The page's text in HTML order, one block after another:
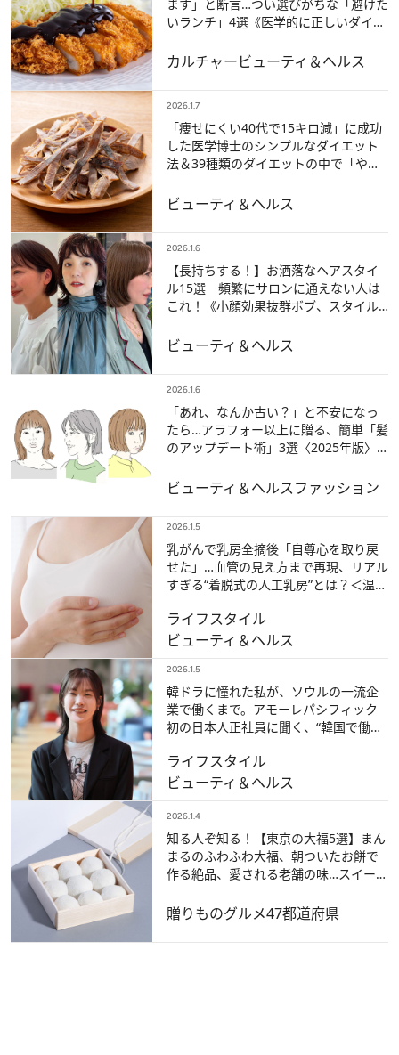
ます」と断言…つい選びがちな「避けた
いランチ」4選《医学的に正しいダイエ
カルチャービューティ＆ヘルス
2026.1.7
「痩せにくい40代で15キロ減」に成功
した医学博士のシンプルなダイエット
法＆39種類のダイエットの中で「やっ
2025】
ビューティ＆ヘルス
2026.1.6
【長持ちする！】お洒落なヘアスタイ
ル15選 頻繁にサロンに通えない人は
これ！《小顔効果抜群ボブ、スタイル
ト記事2025】
ビューティ＆ヘルス
2026.1.6
「あれ、なんか古い？」と不安になっ
たら…アラフォー以上に贈る、簡単「髪
のアップデート術」3選〈2025年版〉
ビューティ＆ヘルスファッション
2026.1.5
乳がんで乳房全摘後「自尊心を取り戻
せた」…血管の見え方まで再現、リアル
すぎる“着脱式の人工乳房”とは？＜温泉
ライフスタイル
ビューティ＆ヘルス
2026.1.5
韓ドラに憧れた私が、ソウルの一流企
業で働くまで。アモーレパシフィック
初の日本人正社員に聞く、“韓国で働く
ライフスタイル
ビューティ＆ヘルス
2026.1.4
知る人ぞ知る！【東京の大福5選】まん
まるのふわふわ大福、朝ついたお餅で
作る絶品、愛される老舗の味…スイーツ
事2025】
贈りものグルメ47都道府県